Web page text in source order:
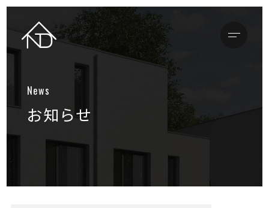
メニュ
トップページ
店舗情報
金沢本店
お知らせ